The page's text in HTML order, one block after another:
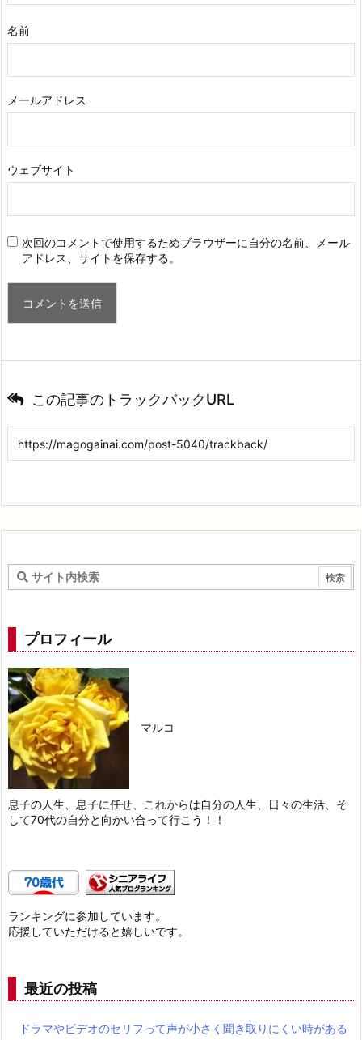
名前
メールアドレス
ウェブサイト
次回のコメントで使用するためブラウザーに自分の名前、メール
アドレス、サイトを保存する。
この記事のトラックバックURL
プロフィール
マルコ
息子の人生、息子に任せ、これからは自分の人生、日々の生活、そ
して70代の自分と向かい合って行こう！！
ランキングに参加しています。
応援していただけると嬉しいです。
最近の投稿
ドラマやビデオのセリフって声が小さく聞き取りにくい時がある